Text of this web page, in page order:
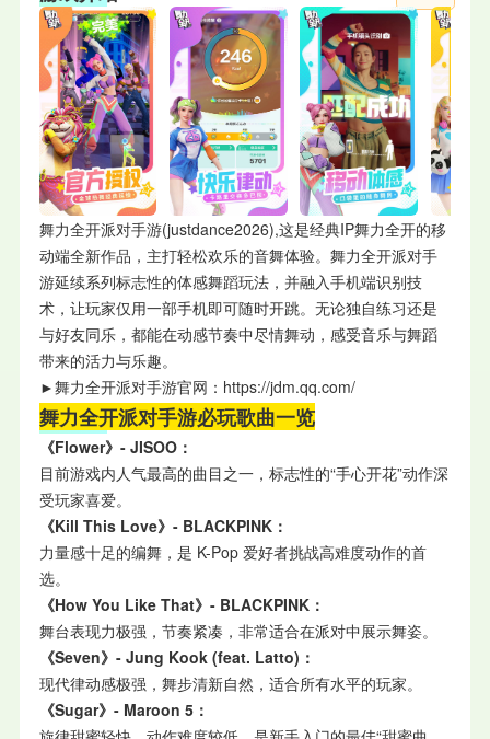
舞力全开派对手游(justdance2026),这是经典IP舞力全开的移
动端全新作品，主打轻松欢乐的音舞体验。舞力全开派对手
游延续系列标志性的体感舞蹈玩法，并融入手机端识别技
术，让玩家仅用一部手机即可随时开跳。无论独自练习还是
与好友同乐，都能在动感节奏中尽情舞动，感受音乐与舞蹈
带来的活力与乐趣。
►舞力全开派对手游官网：https://jdm.qq.com/
舞力全开派对手游必玩歌曲一览
《Flower》- JISOO：
目前游戏内人气最高的曲目之一，标志性的“手心开花”动作深
受玩家喜爱。
《Kill This Love》- BLACKPINK：
力量感十足的编舞，是 K-Pop 爱好者挑战高难度动作的首
选。
《How You Like That》- BLACKPINK：
舞台表现力极强，节奏紧凑，非常适合在派对中展示舞姿。
《Seven》- Jung Kook (feat. Latto)：
现代律动感极强，舞步清新自然，适合所有水平的玩家。
《Sugar》- Maroon 5：